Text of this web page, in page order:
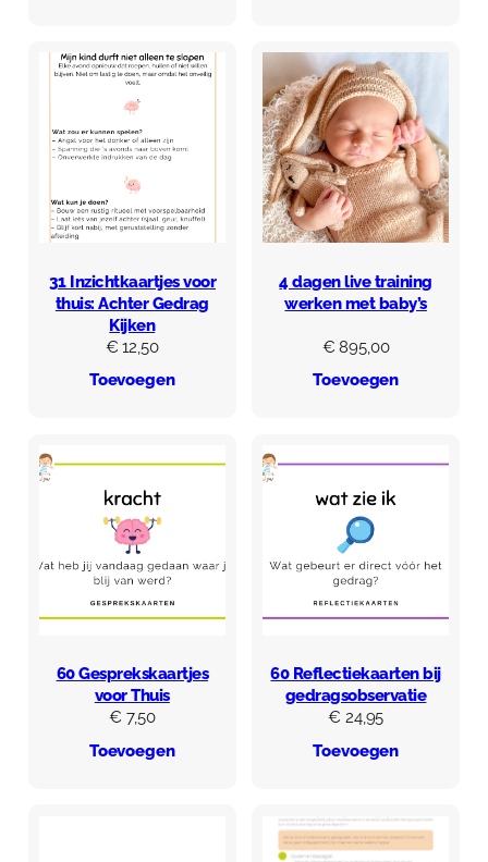
31 Inzichtkaartjes voor
thuis: Achter Gedrag
Kijken
€ 12,50
Toevoegen
4 dagen live training
werken met baby’s
€ 895,00
Toevoegen
60 Gesprekskaartjes
voor Thuis
€ 7,50
Toevoegen
60 Reflectiekaarten bij
gedragsobservatie
€ 24,95
Toevoegen